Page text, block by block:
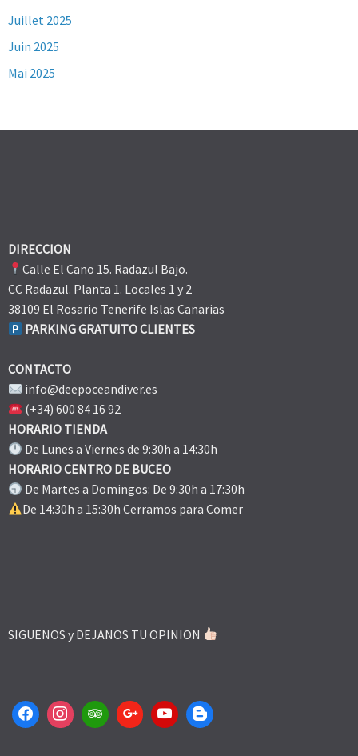
Juillet 2025
Juin 2025
Mai 2025
DIRECCION
Calle El Cano 15. Radazul Bajo.
CC Radazul. Planta 1. Locales 1 y 2
38109 El Rosario Tenerife Islas Canarias
PARKING GRATUITO CLIENTES
CONTACTO
info@deepoceandiver.es
(+34) 600 84 16 92
HORARIO TIENDA
De Lunes a Viernes de 9:30h a 14:30h
HORARIO CENTRO DE BUCEO
De Martes a Domingos: De 9:30h a 17:30h
De 14:30h a 15:30h Cerramos para Comer
SIGUENOS y DEJANOS TU OPINION